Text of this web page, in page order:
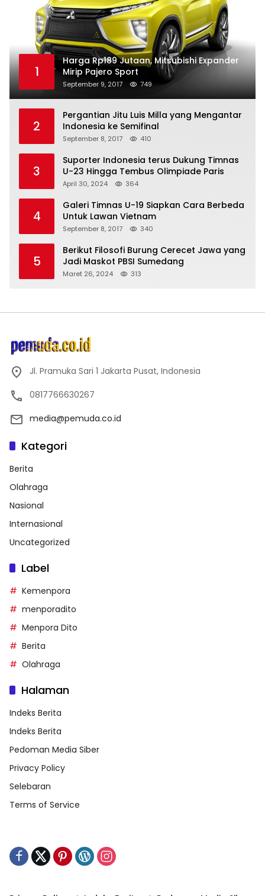
1
Harga Rp189 Jutaan, Mitsubishi Expander
Mirip Pajero Sport
September 9, 2017 749
2
Pergantian Jitu Luis Milla yang Mengantar
Indonesia ke Semifinal
September 8, 2017 410
3
Suporter Indonesia terus Dukung Timnas
U-23 Hingga Tembus Olimpiade Paris
April 30, 2024 364
4
Galeri Timnas U-19 Siapkan Cara Berbeda
Untuk Lawan Vietnam
September 8, 2017 340
5
Berikut Filosofi Burung Cerecet Jawa yang
Jadi Maskot PBSI Sumedang
Maret 26, 2024 313
Jl. Pramuka Sari 1 Jakarta Pusat, Indonesia
0817766630267
media@pemuda.co.id
Kategori
Berita
Olahraga
Nasional
Internasional
Uncategorized
Label
Kemenpora
menporadito
Menpora Dito
Berita
Olahraga
Halaman
Indeks Berita
Indeks Berita
Pedoman Media Siber
Privacy Policy
Selebaran
Terms of Service